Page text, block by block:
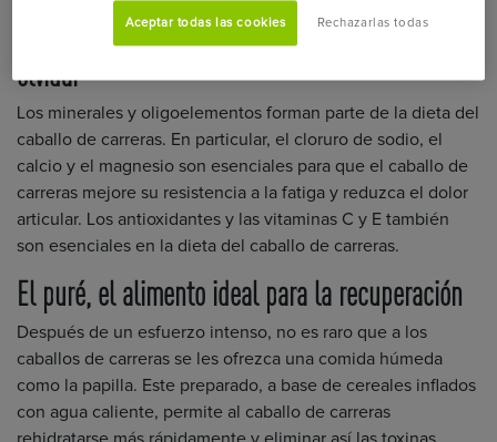
Minerales y oligoelementos, que no hay que
olvidar
Los minerales y oligoelementos forman parte de la dieta del
caballo de carreras. En particular, el cloruro de sodio, el
calcio y el magnesio son esenciales para que el caballo de
carreras mejore su resistencia a la fatiga y reduzca el dolor
articular. Los antioxidantes y las vitaminas C y E también
son esenciales en la dieta del caballo de carreras.
El puré, el alimento ideal para la recuperación
Después de un esfuerzo intenso, no es raro que a los
caballos de carreras se les ofrezca una comida húmeda
como la papilla. Este preparado, a base de cereales inflados
con agua caliente, permite al caballo de carreras
rehidratarse más rápidamente y eliminar así las toxinas
Rechazarlas todas
Aceptar todas las cookies